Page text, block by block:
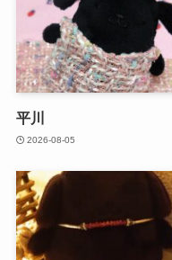
平川
2026-08-05